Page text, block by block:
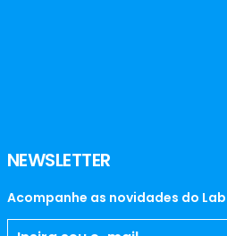
NEWSLETTER
Acompanhe as novidades do